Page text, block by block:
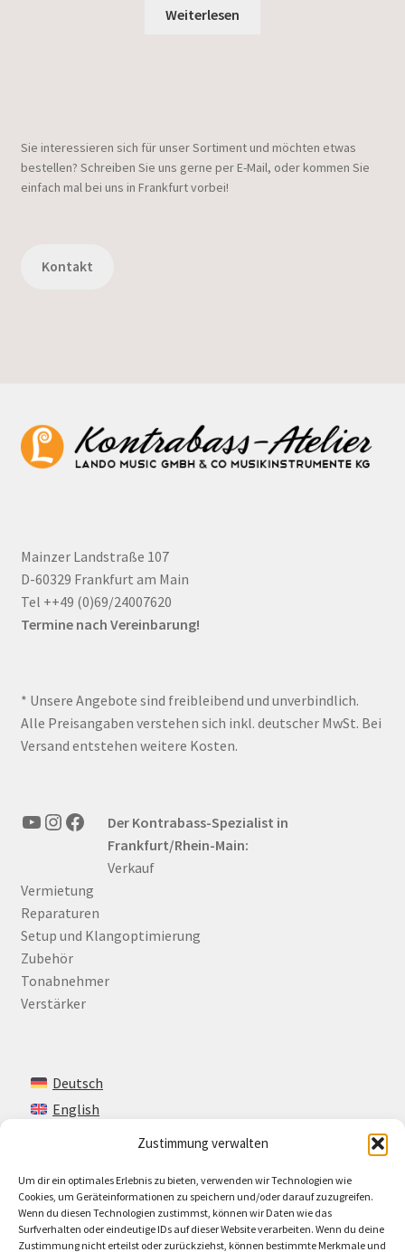
Zustimmung verwalten
Um dir ein optimales Erlebnis zu bieten, verwenden wir Technologien wie
Cookies, um Geräteinformationen zu speichern und/oder darauf zuzugreifen.
Wenn du diesen Technologien zustimmst, können wir Daten wie das
Surfverhalten oder eindeutige IDs auf dieser Website verarbeiten. Wenn du deine
Zustimmung nicht erteilst oder zurückziehst, können bestimmte Merkmale und
Weiterlesen
Sie interessieren sich für unser Sortiment und möchten etwas
bestellen? Schreiben Sie uns gerne per E-Mail, oder kommen Sie
einfach mal bei uns in Frankfurt vorbei!
Kontakt
Mainzer Landstraße 107
D-60329 Frankfurt am Main
Tel ++49 (0)69/24007620
Termine nach Vereinbarung!
* Unsere Angebote sind freibleibend und unverbindlich.
Alle Preisangaben verstehen sich inkl. deutscher MwSt. Bei
Versand entstehen weitere Kosten.
YouTube
Instagram
FacebookDer Kontrabass-Spezialist in
Frankfurt/Rhein-Main:
Verkauf
Vermietung
Reparaturen
Setup und Klangoptimierung
Zubehör
Tonabnehmer
Verstärker
Deutsch
English
Kontakt
Impressum + AGB